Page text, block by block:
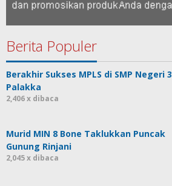
Berita Populer
Berakhir Sukses MPLS di SMP Negeri 3
Palakka
2,406 x dibaca
Murid MIN 8 Bone Taklukkan Puncak
Gunung Rinjani
2,045 x dibaca